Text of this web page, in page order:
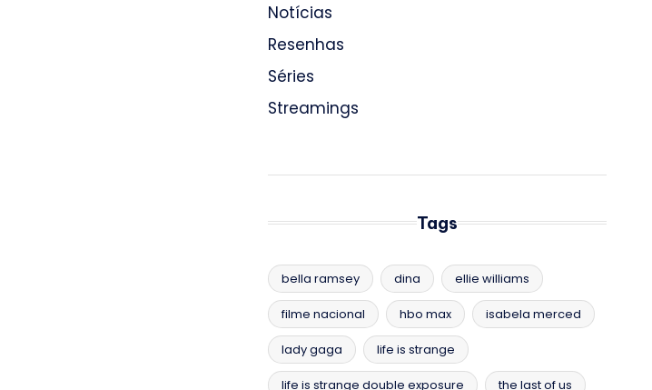
Notícias
Resenhas
Séries
Streamings
Tags
bella ramsey dina ellie williams
filme nacional hbo max isabela merced
lady gaga life is strange
life is strange double exposure the last of us